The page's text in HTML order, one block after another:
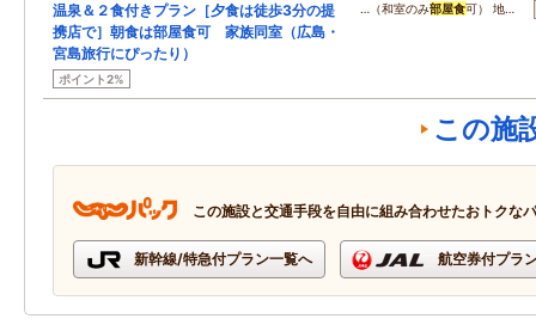
温泉＆２食付きプラン［夕食は徒歩3分の提
携店で］朝食は部屋食可 家族同室（広島・
宮島旅行にぴったり）
ポイント2%
…（和室のみ部屋食可） 地…
この施
この施設と交通手段を自由に組み合わせたおトクな
新幹線/特急付プラン一覧へ 航空券付プラ